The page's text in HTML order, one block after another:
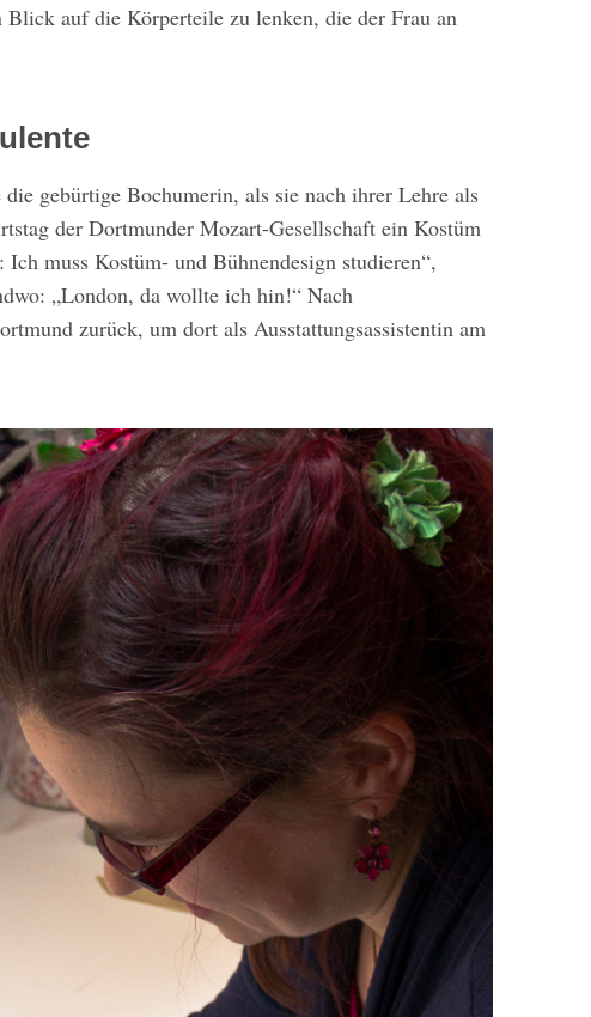
auf die Körperteile zu lenken, die der Frau an
gebürtige Bochumerin, als sie nach ihrer Lehre als
der Dortmunder Mozart-Gesellschaft ein Kostüm
muss Kostüm- und Bühnendesign studieren“,
„London, da wollte ich hin!“ Nach
zurück, um dort als Ausstattungsassistentin am